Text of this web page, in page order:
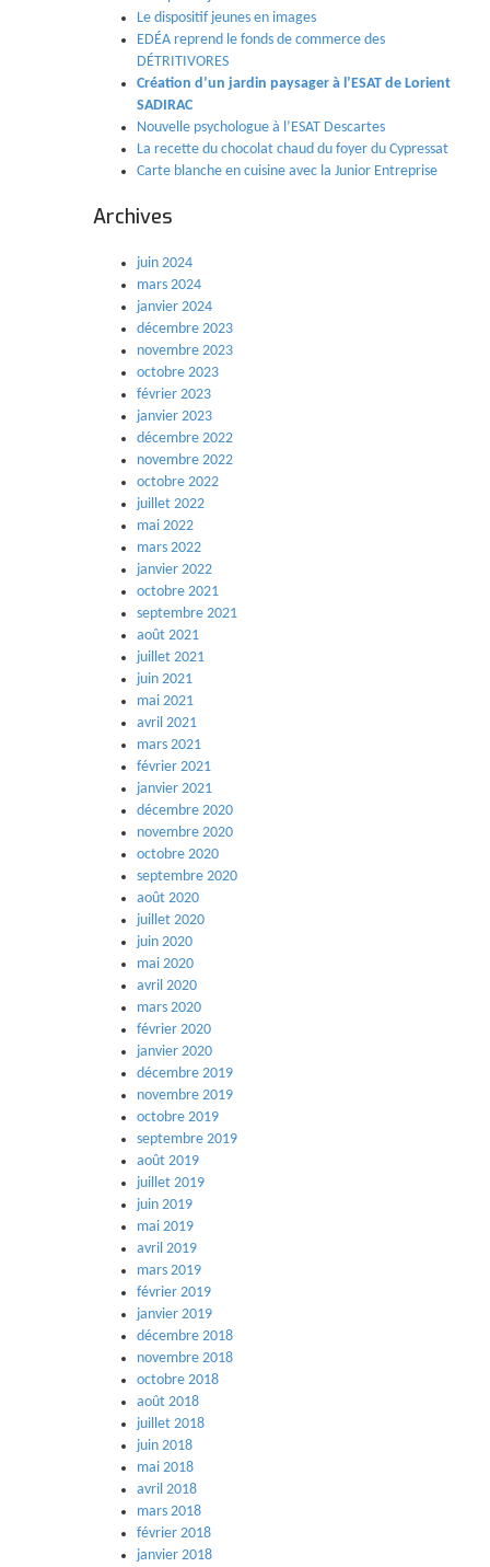
Le dispositif jeunes en images
EDÉA reprend le fonds de commerce des
DÉTRITIVORES
Création d’un jardin paysager à l’ESAT de Lorient
SADIRAC
Nouvelle psychologue à l’ESAT Descartes
La recette du chocolat chaud du foyer du Cypressat
Carte blanche en cuisine avec la Junior Entreprise
Archives
juin 2024
mars 2024
janvier 2024
décembre 2023
novembre 2023
octobre 2023
février 2023
janvier 2023
décembre 2022
novembre 2022
octobre 2022
juillet 2022
mai 2022
mars 2022
janvier 2022
octobre 2021
septembre 2021
août 2021
juillet 2021
juin 2021
mai 2021
avril 2021
mars 2021
février 2021
janvier 2021
décembre 2020
novembre 2020
octobre 2020
septembre 2020
août 2020
juillet 2020
juin 2020
mai 2020
avril 2020
mars 2020
février 2020
janvier 2020
décembre 2019
novembre 2019
octobre 2019
septembre 2019
août 2019
juillet 2019
juin 2019
mai 2019
avril 2019
mars 2019
février 2019
janvier 2019
décembre 2018
novembre 2018
octobre 2018
août 2018
juillet 2018
juin 2018
mai 2018
avril 2018
mars 2018
février 2018
janvier 2018